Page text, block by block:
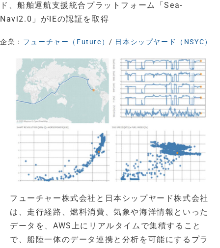
ド、船舶運航⽀援統合プラットフォーム「Sea-
Navi2.0」がIEの認証を取得
企業： フューチャー（Future）/ 日本シップヤード（NSYC）
フューチャー株式会社と日本シップヤード株式会社
は、走行経路、燃料消費、気象や海洋情報といった
データを、AWS上にリアルタイムで集積すること
で、船陸一体のデータ連携と分析を可能にするプラ